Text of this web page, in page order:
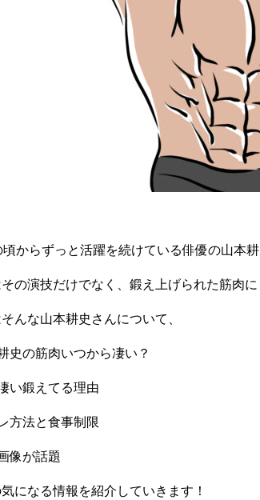
頃からずっと活躍を続けている俳優の山本
の演技だけでなく、鍛え上げられた筋肉に
んな山本耕史さんについて、
史の筋肉いつから凄い？
い鍛えてる理由
方法と食事制限
像が話題
になる情報を紹介していきます！